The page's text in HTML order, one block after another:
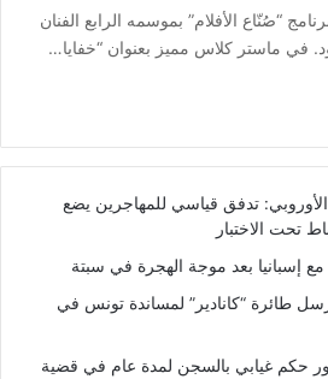
“صُنّاع الأفلام” بموسمه الرابع الفنان
في ماستر كلاس مميز بعنوان “خفايا…
تدفق قياسي للمهاجرين يضع
تحت الاختبار
إسبانيا بعد موجة الهجرة في سبتة
ترسل طائرة “كانادير” لمساندة تونس في
حكم غيابي بالسجن لمدة عام في قضية